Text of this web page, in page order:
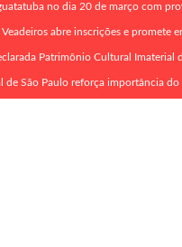
no dia 20 de março com
abre inscrições e promete
Patrimônio Cultural Imaterial
de São Paulo reforça importância